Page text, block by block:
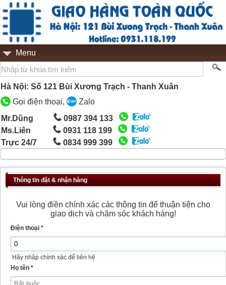
Menu
Hà Nội: Số 121 Bùi Xương Trạch - Thanh Xuân
Gọi điện thoại,
Zalo
Mr.Dũng
0987 394 133
Ms.Liên
0931 118 199
Trực 24/7
0834 999 399
Thông tin đặt & nhận hàng
Vui lòng điền chính xác các thông tin để thuận tiện cho
giao dịch và chăm sóc khách hàng!
Điện thoại *
Hãy nhập chính xác để liên hệ
Họ tên *